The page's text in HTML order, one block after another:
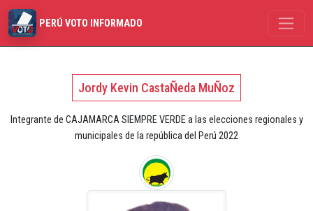
PERÚ VOTO INFORMADO
Jordy Kevin CastaÑeda MuÑoz
Integrante de CAJAMARCA SIEMPRE VERDE a las elecciones regionales y
municipales de la república del Perú 2022